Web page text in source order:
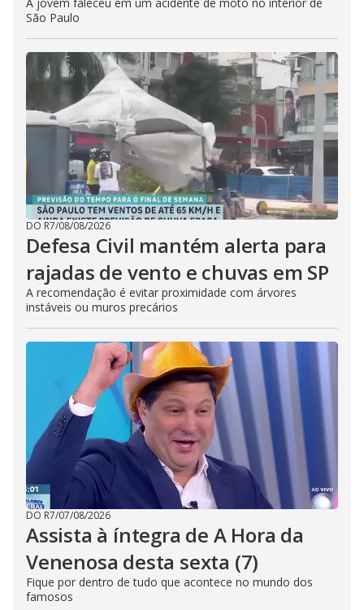
São Paulo
DO R7/08/08/2026
Defesa Civil mantém alerta para
rajadas de vento e chuvas em SP
A recomendação é evitar proximidade com árvores
instáveis ou muros precários
DO R7/07/08/2026
Assista à íntegra de A Hora da
Venenosa desta sexta (7)
Fique por dentro de tudo que acontece no mundo dos
famosos